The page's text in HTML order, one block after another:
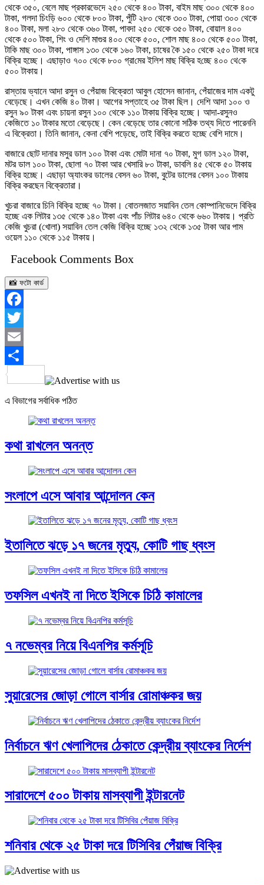
থেকে ৩৫০, বেলে মাছ প্রকারভেদে ২৫০ থেকে ৪০০ টাকা, বাইম মাছ ৩০০ থেকে ৪০০
টাকা, গলদা চিংড়ি ৬০০ থেকে ৮০০ টাকা, পুঁটি ২৮০ থেকে ৩০০ টাকা, পোয়া ৩০০ থেকে
৪০০ টাকা, মলা ২৮০ থেকে ৩৬০ টাকা, পাবদা ২৫০ থেকে ৩৫০ টাকা, বোয়াল ৪০০
থেকে ৫০০ টাকা, শিং ও দেশি মাগুর ৪০০ থেকে ৫০০, শোল মাছ ৪০০ থেকে ৫০০ টাকা,
টাকি মাছ ৩০০ টাকা, পাঙ্গাস ১৩০ থেকে ১৬০ টাকা, চাষের কৈ ১৫০ থেকে ২৫০ টাকা দরে
বিক্রি হচ্ছে। এছাড়াও ৭০০ থে‌কে ৮০০ গ্রা‌মের ইলিশ মাছ বি‌ক্রি হ‌চ্ছে ৪০০ থে‌কে
৫০০ টাকায়।
রাস্তায় ভ্যানে আদা রসুন ও পেঁয়াজ বিক্রেতা আবুল হোসেন জানান, পেঁয়াজের দাম একটু
বেড়েছে। এখন কেজি ৪০ টাকা। আগের সপ্তাহে ৩৫ টাকা ছিল। দেশি আদা ১০০ ও
রসুন ৯০ টাকা এবং চায়না রসুন ১০০ থেকে ১১০ টাকায় বিক্রি হচ্ছে। আদা-রসুনও
কেজিতে ১০ টাকার মতো বেড়েছে। কেন বেড়েছে তার কোনো সঠিক তথ্য দিতে পারেননি
এ বিক্রেতা। তিনি জানান, কেনা বেশি পড়েছে, তাই বিক্রি করতে হচ্ছে বেশি দামে।
বাজারে ছোট দানার মসুর ডাল ১০০ টাকা এবং মোটা দানা ৭০ টাকা, মুগ ডাল ১২০ টাকা,
মটর ডাল ১০০ টাকা, ছোলা ৭০ টাকা আর খেসারি ৮০ টাকা, ডাবলি ৪৫ থেকে ৫০ টাকায়
বিক্রি হচ্ছে। এছাড়া অ্যাংকর ডালের বেসন ৬০ টাকা, বুটের ডালের বেসন ১০০ টাকায়
বিক্রি করছেন বিক্রেতারা।
খুচরা বাজারে চিনি বিক্রি হচ্ছে ৭০ টাকা। বোতলজাত সয়াবিন তেল কোম্পানিভেদে বিক্রি
হচ্ছে এক লিটার ১৩৫ থেকে ১৪০ টাকা এবং পাঁচ লিটার ৬৪০ থেকে ৬৬০ টাকায়। প্রতি
কেজি খুচরা (খোলা) সয়াবিন তেল কেজি বিক্রি হচ্ছে ১৩২ থেকে ১৩৫ টাকা আর পাম
ওয়েল ১১০ থেকে ১১৫ টাকায়।
Facebook Comments Box
📸 ফটো কার্ড
Facebook
Twitter
Email
Share
এ বিভাগের সর্বাধিক পঠিত
কথা রাখলেন অনন্ত
সংলাপে এসে আবার আন্দোলন কেন
ইতালিতে ঝড়ে ১৭ জনের মৃত্যু, কোটি গাছ ধ্বংস
তফসিল এখনই না দিতে ইসিকে চিঠি কামালের
৭ নভেম্বর নিয়ে বিএনপির কর্মসূচি
সুয়ারেসের জোড়া গোলে বার্সার রোমাঞ্চকর জয়
নির্বাচনে ঋণ খেলাপিদের ঠেকাতে কেন্দ্রীয় ব্যাংকের নির্দেশ
সারাদেশে ৫০০ টাকায় মাসব্যাপী ইন্টারনেট
শনিবার থেকে ২৫ টাকা দরে টিসিবির পেঁয়াজ বিক্রি